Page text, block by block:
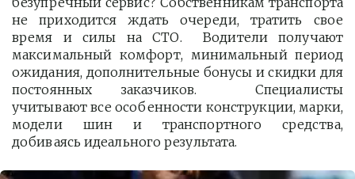
не приходится ждать очереди, тратить свое
время и силы на СТО. Водители получают
максимальный комфорт, минимальный период
ожидания, дополнительные бонусы и скидки для
постоянных заказчиков. Специалисты
учитывают все особенности конструкции, марки,
модели шин и транспортного средства,
добиваясь идеального результата.